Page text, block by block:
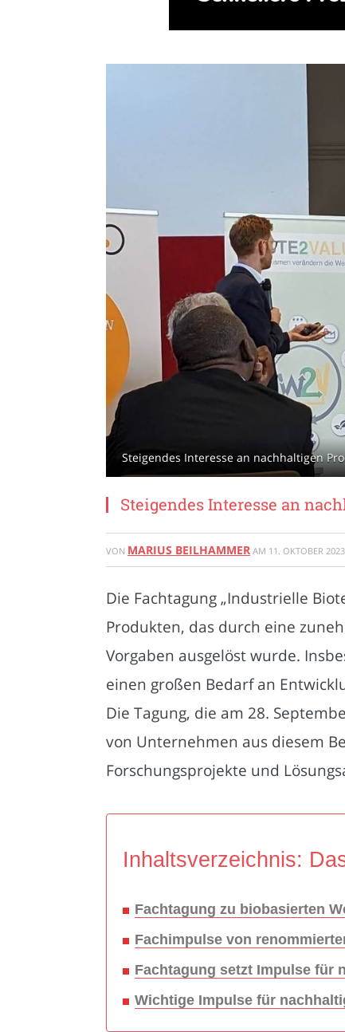
Steigendes Interesse an nachhaltigen
Steigendes Interesse an
VON MARIUS BEILHAMMER AM 11. OKTOBER 2023
Die Fachtagung „Industrielle
Produkten, das durch eine
Vorgaben ausgelöst wurde.
einen großen Bedarf an
Die Tagung, die am 28.
von Unternehmen aus diesem
Forschungsprojekte und
Inhaltsverzeichnis:
Fachtagung zu biobasierten
Fachimpulse von
Fachtagung setzt Impulse für
Wichtige Impulse für